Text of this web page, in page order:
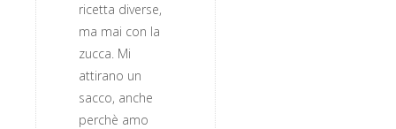
ricetta diverse,
ma mai con la
zucca. Mi
attirano un
sacco, anche
perchè amo